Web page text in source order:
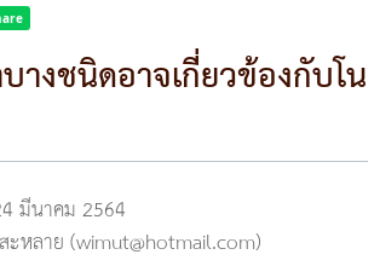
างชนิดอาจเกี่ยวข้องกับโน
มีนาคม 2564
ะหลาย (wimut@hotmail.com)